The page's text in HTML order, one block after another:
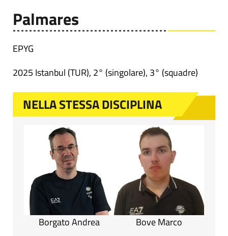
Palmares
EPYG
2025 Istanbul (TUR), 2° (singolare), 3° (squadre)
NELLA STESSA DISCIPLINA
Borgato Andrea Bove Marco